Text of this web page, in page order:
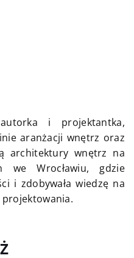
i projektantka,
aranżacji wnętrz oraz
architektury wnętrz na
we Wrocławiu, gdzie
i zdobywała wiedzę na